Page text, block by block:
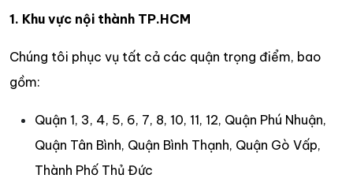
1. Khu vực nội thành TP.HCM
Chúng tôi phục vụ tất cả các quận trọng điểm, bao
gồm:
Quận 1, 3, 4, 5, 6, 7, 8, 10, 11, 12, Quận Phú Nhuận,
Quận Tân Bình, Quận Bình Thạnh, Quận Gò Vấp,
Thành Phố Thủ Đức